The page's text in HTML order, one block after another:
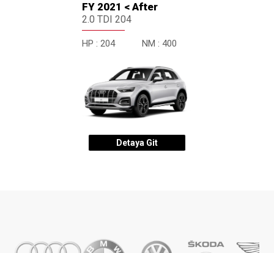
FY 2021 < After
2.0 TDI 204
HP : 204 NM : 400
Detaya Git